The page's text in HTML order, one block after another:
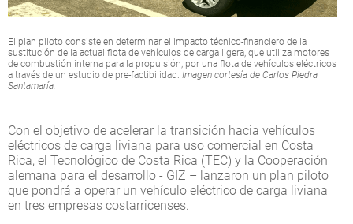
El plan piloto consiste en determinar el impacto técnico-financiero de la
sustitución de la actual flota de vehículos de carga ligera, que utiliza motores
de combustión interna para la propulsión, por una flota de vehículos eléctricos
a través de un estudio de pre-factibilidad. Imagen cortesía de Carlos Piedra
Santamaría.
Con el objetivo de acelerar la transición hacia vehículos
eléctricos de carga liviana para uso comercial en Costa
Rica, el Tecnológico de Costa Rica (TEC) y la Cooperación
alemana para el desarrollo - GIZ – lanzaron un plan piloto
que pondrá a operar un vehículo eléctrico de carga liviana
en tres empresas costarricenses.